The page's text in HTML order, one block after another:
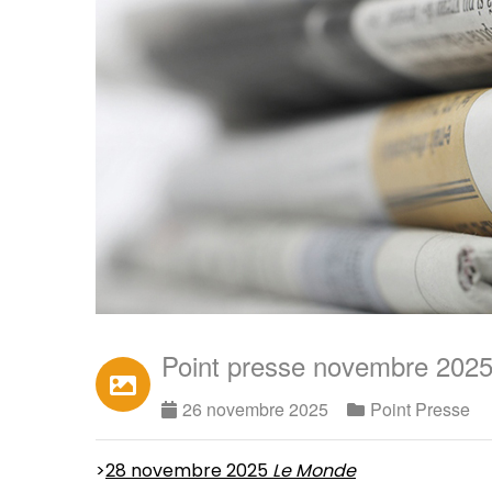
Point presse novembre 2025
26 novembre 2025 Point Presse
>28 novembre 2025 Le Monde